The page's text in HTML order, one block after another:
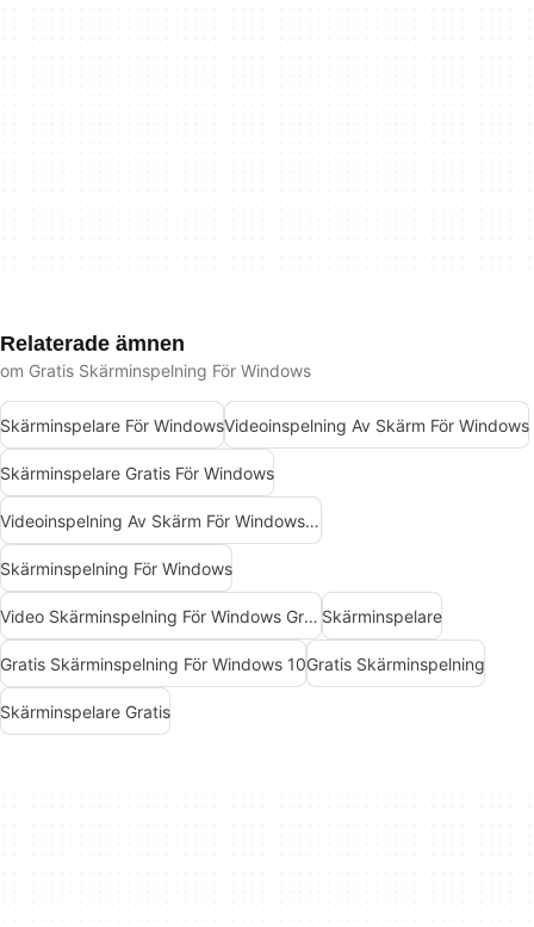
Relaterade ämnen
om Gratis Skärminspelning För Windows
Skärminspelare För WindowsVideoinspelning Av Skärm För Windows
Skärminspelare Gratis För Windows
Videoinspelning Av Skärm För Windows Gratis
Skärminspelning För Windows
Video Skärminspelning För Windows Gratis Skärminspelare
Gratis Skärminspelning För Windows 10Gratis Skärminspelning
Skärminspelare Gratis